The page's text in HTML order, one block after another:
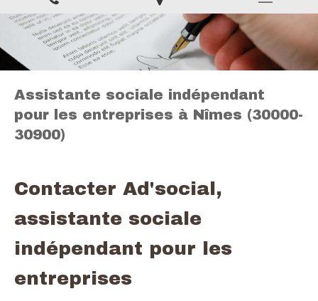
Assistante sociale indépendant
pour les entreprises à Nîmes (30000-
30900)
Contacter Ad'social,
assistante sociale
indépendant pour les
entreprises